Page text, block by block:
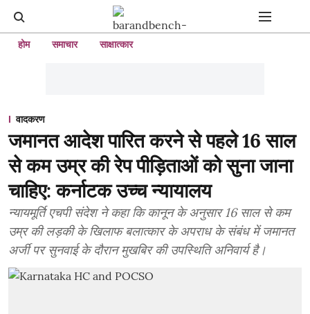
होम समाचार साक्षात्कार
वादकरण
जमानत आदेश पारित करने से पहले 16 साल
से कम उम्र की रेप पीड़िताओं को सुना जाना
चाहिए: कर्नाटक उच्च न्यायालय
न्यायमूर्ति एचपी संदेश ने कहा कि कानून के अनुसार 16 साल से कम
उम्र की लड़की के खिलाफ बलात्कार के अपराध के संबंध में जमानत
अर्जी पर सुनवाई के दौरान मुखबिर की उपस्थिति अनिवार्य है।